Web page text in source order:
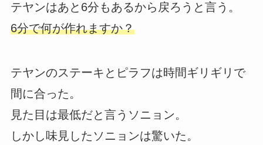
テヤンはあと6分もあるから戻ろうと言う。
6分で何が作れますか？
テヤンのステーキとピラフは時間ギリギリで
間に合った。
見た目は最低だと言うソニョン。
しかし味見したソニョンは驚いた。